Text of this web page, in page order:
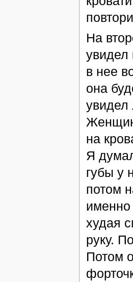
На
увидел
в нее
она
увидел
на
Я
губы у
потом
именно
худая
руку.
Потом